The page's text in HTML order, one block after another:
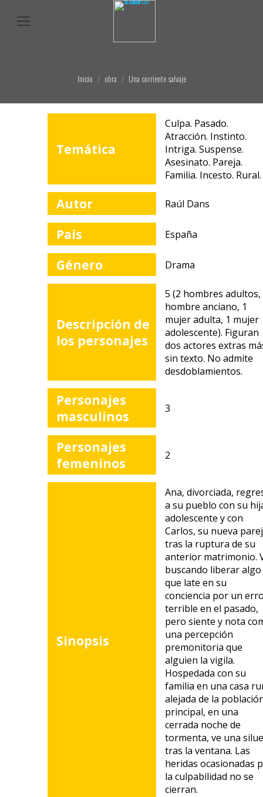
Inicio obra Una corriente salvaje
Temática
Culpa. Pasado.
Atracción. Instinto.
Intriga. Suspense.
Asesinato. Pareja.
Familia. Incesto. Rural.
Autor Raúl Dans
País España
Género Drama
Descripción de
los personajes
5 (2 hombres adultos,
hombre anciano, 1
mujer adulta, 1 mujer
adolescente). Figuran
dos actores extras
sin texto. No admite
desdoblamientos.
Personajes
masculinos
3
Personajes
femeninos
2
Sinopsis
Ana, divorciada,
a su pueblo con su
adolescente y con
Carlos, su nueva
tras la ruptura de su
anterior matrimonio.
buscando liberar algo
que late en su
conciencia por un
terrible en el pasado,
pero siente y nota
una percepción
premonitoria que
alguien la vigila.
Hospedada con su
familia en una casa
alejada de la
principal, en una
cerrada noche de
tormenta, ve una
tras la ventana. Las
heridas ocasionadas
la culpabilidad no se
cierran.